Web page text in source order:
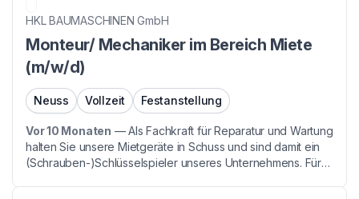
HKL BAUMASCHINEN GmbH
Monteur/ Mechaniker im Bereich Miete
(m/w/d)
Neuss Vollzeit Festanstellung
Vor 10 Monaten —Als Fachkraft für Reparatur und Wartung
halten Sie unsere Mietgeräte in Schuss und sind damit ein
(Schrauben-)Schlüsselspieler unseres Unternehmens. Für